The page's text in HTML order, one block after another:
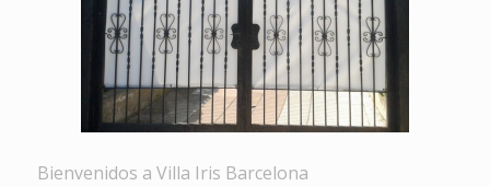
Bienvenidos a Villa Iris Barcelona